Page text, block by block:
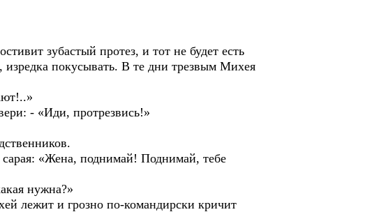
зубастый протез, и тот не будет есть
покусывать. В те дни трезвым Михея
- «Иди, протрезвись!»
«Жена, поднимай! Поднимай, тебе
нужна?»
лежит и грозно по-командирски кричит